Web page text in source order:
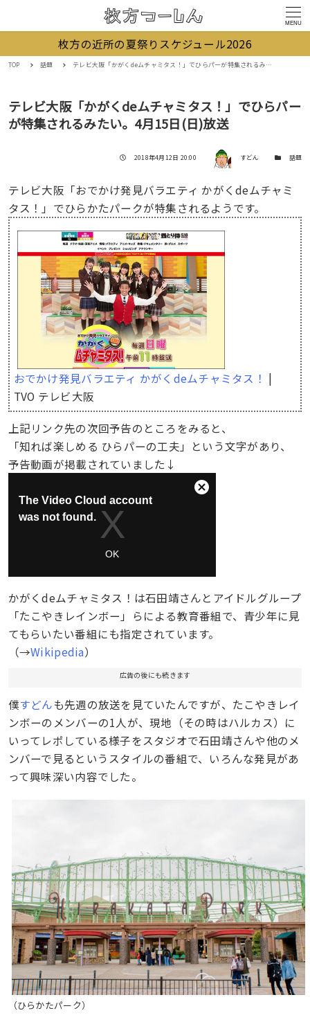
MENU
枚方の近所の夏祭りスケジュール2026
TOP 話題 テレビ大阪「かがくdeムチャミタス！」でひらパーが特集されるみたい。4月15日(日)放送
テレビ大阪「かがくdeムチャミタス！」でひらパー
が特集されるみたい。4月15日(日)放送
投稿日
2018年4月12日 20:00 著者 すどん カテゴリー
話題
テレビ大阪「おでかけ発見バラエティ かがくdeムチャミ
タス！」でひらかたパークが特集されるようです。
おでかけ発見バラエティ かがくdeムチャミタス！ |
TVO テレビ大阪
上記リンク先の次回予告のところをみると、
「知れば楽しめる ひらパーの工夫」という文字があり、
予告動画が掲載されていました↓
かがくdeムチャミタス！は石田靖さんとアイドルグループ
「たこやきレインボー」らによる教育番組で、青少年に見
てもらいたい番組にも指定されています。
（→Wikipedia）
広告の後にも続きます
僕すどんも先週の放送を見ていたんですが、たこやきレイ
ンボーのメンバーの1人が、現地（その時はハルカス）に
いってレポしている様子をスタジオで石田靖さんや他のメ
ンバーで見るというスタイルの番組で、いろんな発見があ
って興味深い内容でした。
（ひらかたパーク）